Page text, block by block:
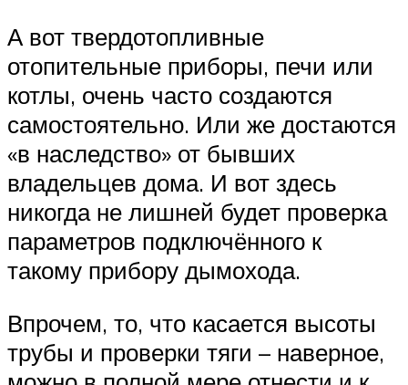
А вот твердотопливные
отопительные приборы, печи или
котлы, очень часто создаются
самостоятельно. Или же достаются
«в наследство» от бывших
владельцев дома. И вот здесь
никогда не лишней будет проверка
параметров подключённого к
такому прибору дымохода.
Впрочем, то, что касается высоты
трубы и проверки тяги – наверное,